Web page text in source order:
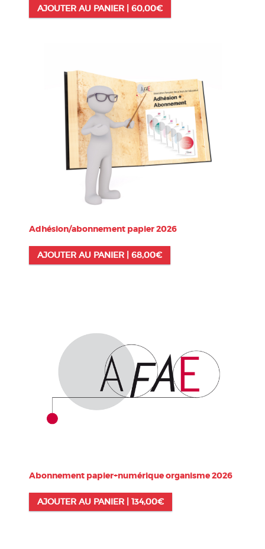
AJOUTER AU PANIER | 60,00€
Adhésion/abonnement papier 2026
AJOUTER AU PANIER | 68,00€
Abonnement papier+numérique organisme 2026
AJOUTER AU PANIER | 134,00€